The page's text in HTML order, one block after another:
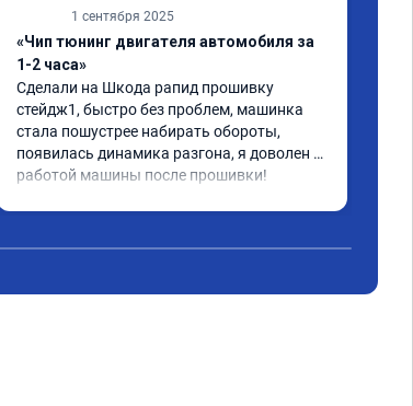
1 сентября 2025
«Чип тюнинг двигателя автомобиля за
1-2 часа»
Сделали на Шкода рапид прошивку
стейдж1, быстро без проблем, машинка
стала пошустрее набирать обороты,
появилась динамика разгона, я доволен
работой машины после прошивки!